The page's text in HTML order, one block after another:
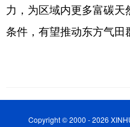
力，为区域内更多富碳
条件，有望推动东方气田
Copyright © 2000 - 2026